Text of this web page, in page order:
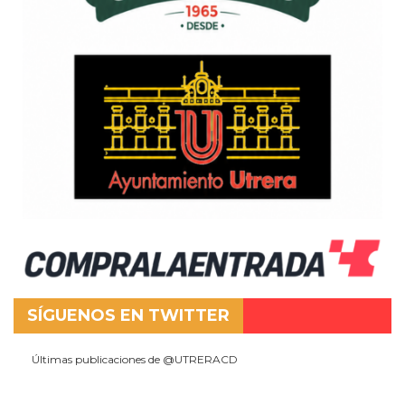
SÍGUENOS EN TWITTER
Últimas publicaciones de @UTRERACD